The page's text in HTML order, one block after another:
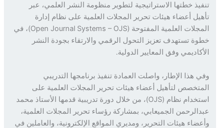
خطتها الاستراتيجية لتطوير منظومة النشر العلمي، عبر
أعضاء هيئات تحرير المجلات العلمية على نظام إدارة
المجلات العلمية المفتوحة (Open Journal Systems – OJS)، في
تستهدف تعزيز التحول الرقمي والارتقاء بجودة النشر
وفق المعايير الدولية.
هذا الإطار، واصلت العمادة تنفيذ برنامجها التدريبي
لتأهيل أعضاء هيئات تحرير المجلات العلمية على
استخدام نظام (OJS)، من خلال دورة تدريبية قدمها الأستاذ محمد
الجميعابي، بمشاركة رؤساء تحرير المجلات العلمية،
هيئات التحرير، ومديري المواقع الإلكترونية، والعاملين في